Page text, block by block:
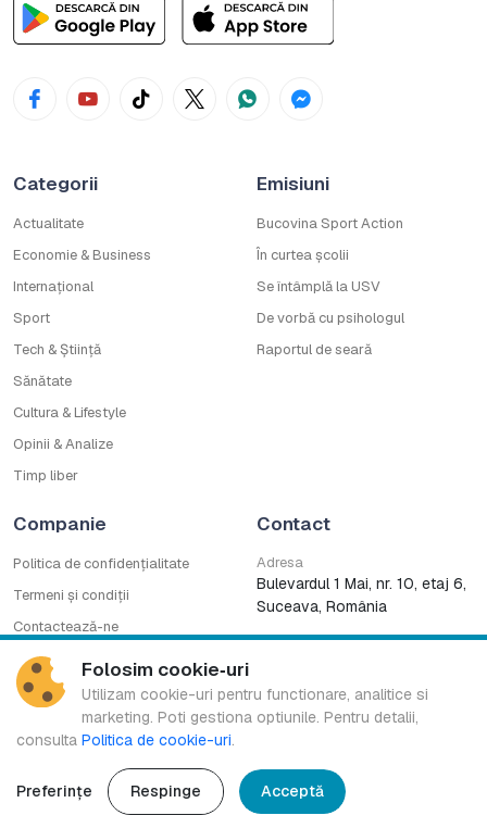
Categorii
Actualitate
Economie & Business
Internațional
Sport
Tech & Știință
Sănătate
Cultura & Lifestyle
Opinii & Analize
Timp liber
Emisiuni
Bucovina Sport Action
În curtea școlii
Se întâmplă la USV
De vorbă cu psihologul
Raportul de seară
Companie
Politica de confidențialitate
Termeni și condiții
Contactează-ne
Cod deontologic
CNA
Contact
Adresa
Bulevardul 1 Mai, nr. 10, etaj 6,
Suceava, România
WhatsApp
Bucovina TV Regional este marcă înregistrată a B.G. MEDIA S.R.L.
Copyright © 2016-2026. Toate drepturile rezervate.
Design & Development:Ace of Pixels
Folosim cookie‑uri
Utilizam cookie-uri pentru functionare, analitice si
marketing. Poti gestiona optiunile. Pentru detalii,
consulta Politica de cookie-uri.
Preferințe Respinge Acceptă